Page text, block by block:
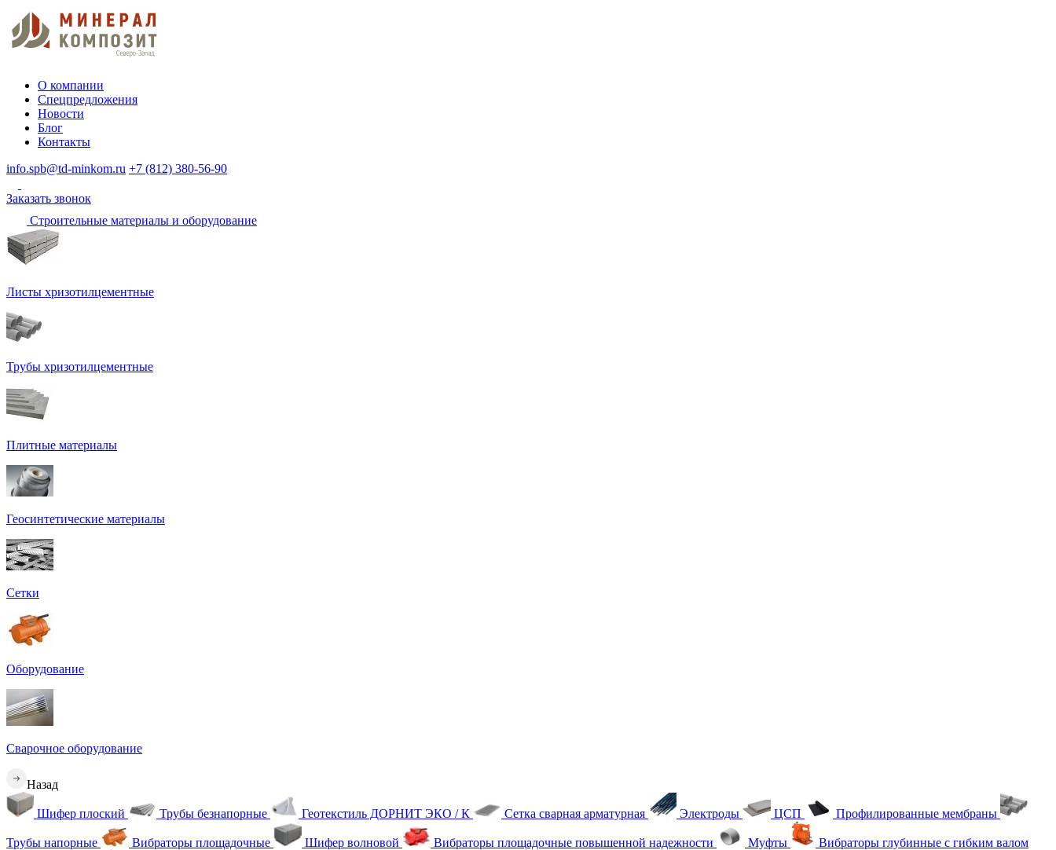
О компании
Спецпредложения
Новости
Блог
Контакты
info.spb@td-minkom.ru +7 (812) 380-56-90
Заказать звонок
Строительные материалы и оборудование
Листы хризотилцементные
Трубы хризотилцементные
Плитные материалы
Геосинтетические материалы
Сетки
Оборудование
Сварочное оборудование
Назад
Шифер плоский Трубы безнапорные Геотекстиль ДОРНИТ ЭКО / К Сетка сварная арматурная Электроды ЦСП Профилированные мембраны
Трубы напорные Вибраторы площадочные Шифер волновой Вибраторы площадочные повышенной надежности Муфты Вибраторы глубинные с гибким валом